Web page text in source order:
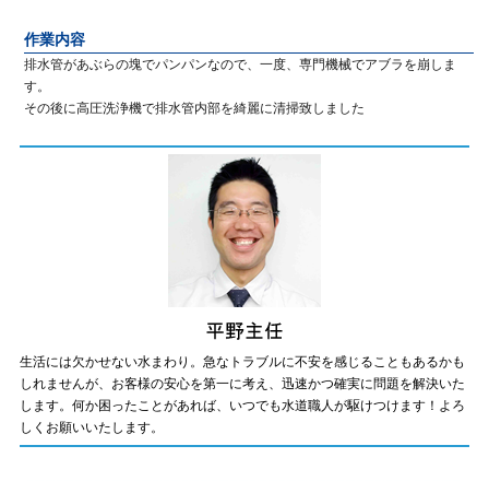
作業内容
排水管があぶらの塊でパンパンなので、一度、専門機械でアブラを崩しま
す。
その後に高圧洗浄機で排水管内部を綺麗に清掃致しました
生活には欠かせない水まわり。急なトラブルに不安を感じることもあるかも
しれませんが、お客様の安心を第一に考え、迅速かつ確実に問題を解決いた
します。何か困ったことがあれば、いつでも水道職人が駆けつけます！よろ
しくお願いいたします。